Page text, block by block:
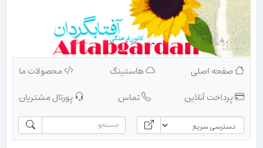
صفحه اصلی هاستینگ
محصولات ما
پرداخت آنلاین
تماس پورتال مشتریان